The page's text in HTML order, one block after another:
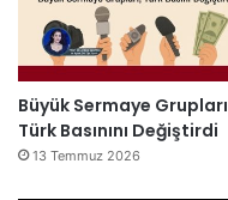
Büyük Sermaye Grupları
Türk Basınını Değiştirdi
13 Temmuz 2026